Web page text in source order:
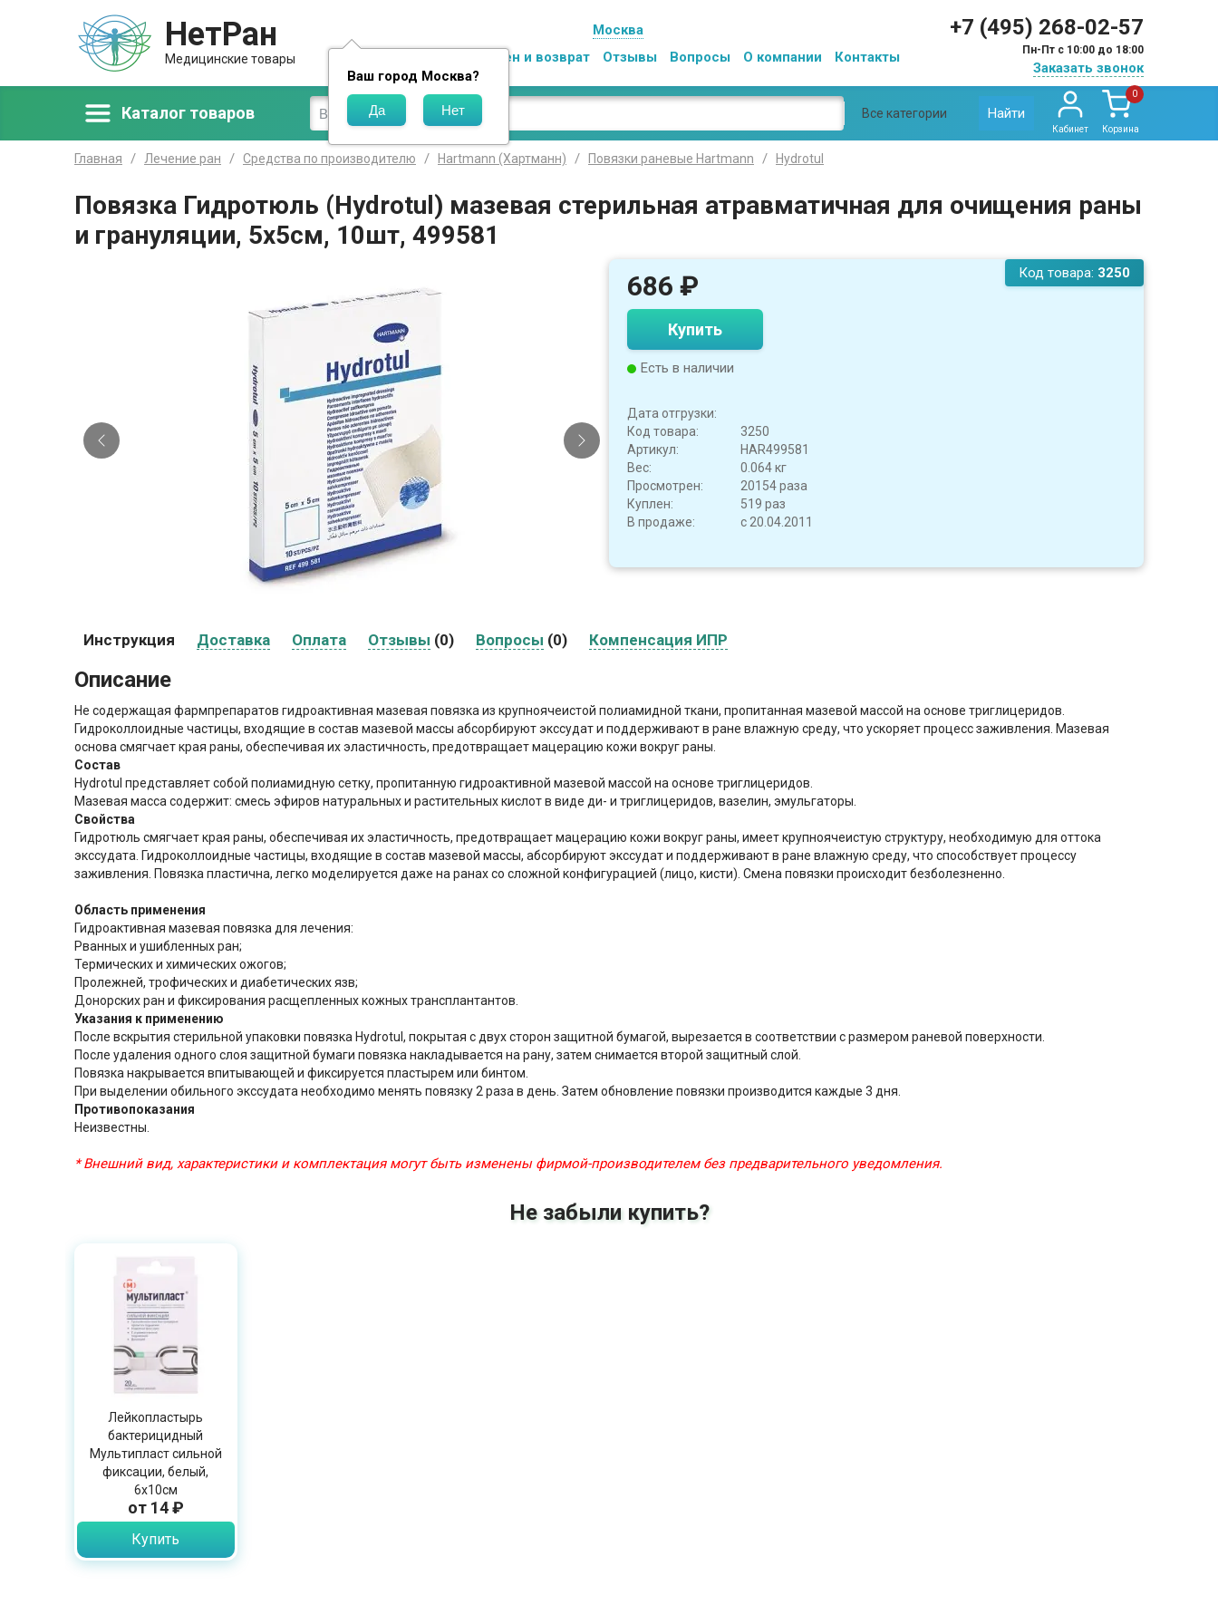
НетРан
Медицинские товары
Москва
Ваш город Москва?
Обмен и возврат Отзывы Вопросы О компании Контакты
+7 (495) 268-02-57
Пн-Пт с 10:00 до 18:00
Заказать звонок
Каталог товаров Все категории Найти
Кабинет
0
Корзина
Главная Лечение ран Средства по производителю Hartmann (Хартманн) Повязки раневые Hartmann Hydrotul
Повязка Гидротюль (Hydrotul) мазевая стерильная атравматичная для очищения раны
и грануляции, 5х5см, 10шт, 499581
Код товара: 3250
686 ₽
Купить
Есть в наличии
Дата отгрузки:
Код товара:
3250
Артикул:
HAR499581
Вес:
0.064 кг
Просмотрен:
20154 раза
Куплен:
519 раз
В продаже:
с 20.04.2011
Инструкция Доставка Оплата Отзывы (0) Вопросы (0) Компенсация ИПР
Описание
Не содержащая фармпрепаратов гидроактивная мазевая повязка из крупноячеистой полиамидной ткани, пропитанная мазевой массой на основе триглицеридов.
Гидроколлоидные частицы, входящие в состав мазевой массы абсорбируют экссудат и поддерживают в ране влажную среду, что ускоряет процесс заживления. Мазевая
основа смягчает края раны, обеспечивая их эластичность, предотвращает мацерацию кожи вокруг раны.
Состав
Hydrotul представляет собой полиамидную сетку, пропитанную гидроактивной мазевой массой на основе триглицеридов.
Мазевая масса содержит: смесь эфиров натуральных и растительных кислот в виде ди- и триглицеридов, вазелин, эмульгаторы.
Свойства
Гидротюль смягчает края раны, обеспечивая их эластичность, предотвращает мацерацию кожи вокруг раны, имеет крупноячеистую структуру, необходимую для оттока
экссудата. Гидроколлоидные частицы, входящие в состав мазевой массы, абсорбируют экссудат и поддерживают в ране влажную среду, что способствует процессу
заживления. Повязка пластична, легко моделируется даже на ранах со сложной конфигурацией (лицо, кисти). Смена повязки происходит безболезненно.
Область применения
Гидроактивная мазевая повязка для лечения:
Рванных и ушибленных ран;
Термических и химических ожогов;
Пролежней, трофических и диабетических язв;
Донорских ран и фиксирования расщепленных кожных трансплантантов.
Указания к применению
После вскрытия стерильной упаковки повязка Hydrotul, покрытая с двух сторон защитной бумагой, вырезается в соответствии с размером раневой поверхности.
После удаления одного слоя защитной бумаги повязка накладывается на рану, затем снимается второй защитный слой.
Повязка накрывается впитывающей и фиксируется пластырем или бинтом.
При выделении обильного экссудата необходимо менять повязку 2 раза в день. Затем обновление повязки производится каждые 3 дня.
Противопоказания
Неизвестны.
* Внешний вид, характеристики и комплектация могут быть изменены фирмой-производителем без предварительного уведомления.
Не забыли купить?
Лейкопластырь
бактерицидный
Мультипласт сильной
фиксации, белый,
6х10см
от 14 ₽
Купить